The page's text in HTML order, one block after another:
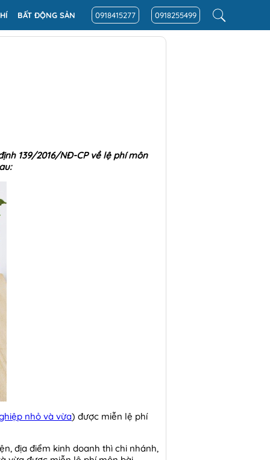
BẤT ĐỘNG SẢN 0918415277 0918255499
139/2016/NĐ-CP về lệ phí môn
nhỏ và vừa) được miễn lệ phí
địa điểm kinh doanh thì chi nhánh,